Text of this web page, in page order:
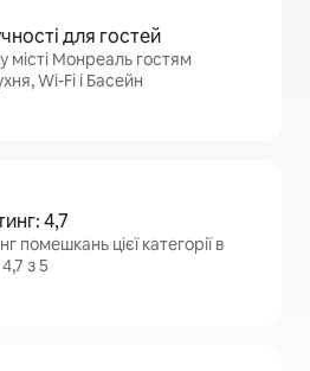
для гостей
місті Монреаль гостям
Wi-Fi і Басейн
4,7
помешкань цієї категорії в
з 5